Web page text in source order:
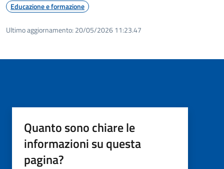
Educazione e formazione
Ultimo aggiornamento: 20/05/2026 11:23.47
Quanto sono chiare le
informazioni su questa
pagina?